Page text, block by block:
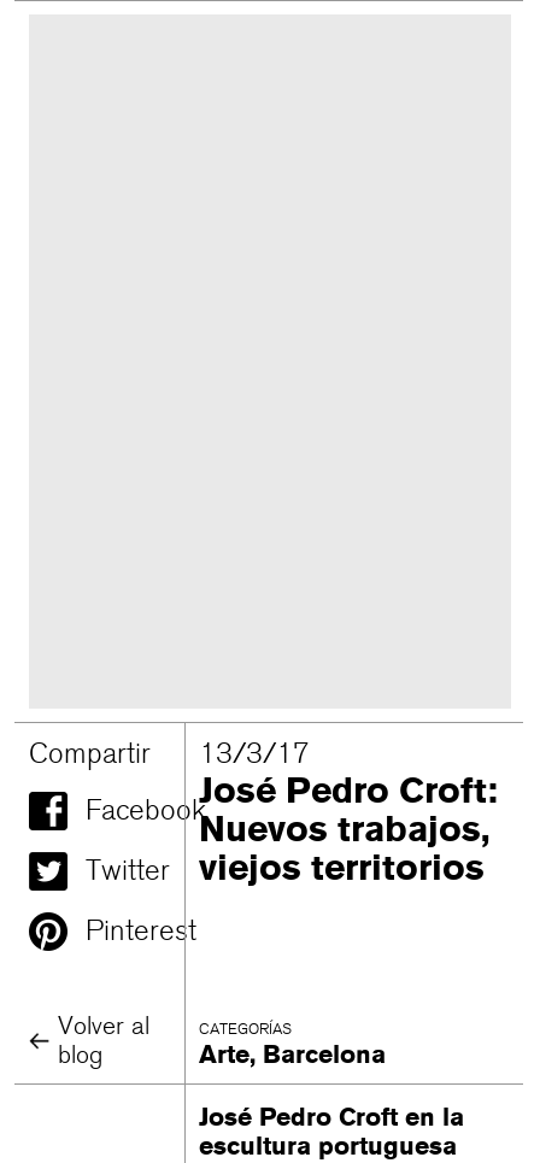
Compartir
Facebook
Twitter
Pinterest
Volver al
blog
13/3/17
José Pedro Croft:
Nuevos trabajos,
viejos territorios
CATEGORÍAS
Arte, Barcelona
José Pedro Croft en la
escultura portuguesa